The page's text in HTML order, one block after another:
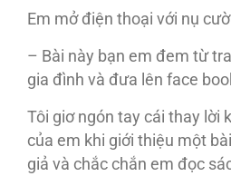
Em mở điện thoại với nụ
– Bài này bạn em đem từ
gia đình và đưa lên face
Tôi giơ ngón tay cái thay lời
của em khi giới thiệu một
giả và chắc chắn em đọc